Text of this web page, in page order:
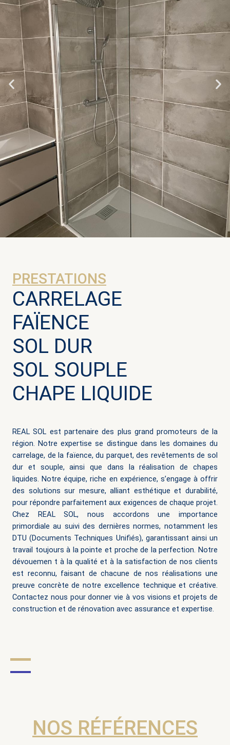
PRESTATIONS
CARRELAGE
FAÏENCE
SOL DUR
SOL SOUPLE
CHAPE LIQUIDE
REAL SOL est partenaire des plus grand promoteurs de la
région. Notre expertise se distingue dans les domaines du
carrelage, de la faïence, du parquet, des revêtements de sol
dur et souple, ainsi que dans la réalisation de chapes
liquides. Notre équipe, riche en expérience, s’engage à offrir
des solutions sur mesure, alliant esthétique et durabilité,
pour répondre parfaitement aux exigences de chaque projet.
Chez REAL SOL, nous accordons une importance
primordiale au suivi des dernières normes, notamment les
DTU (Documents Techniques Unifiés), garantissant ainsi un
travail toujours à la pointe et proche de la perfection. Notre
dévouemen t à la qualité et à la satisfaction de nos clients
est reconnu, faisant de chacune de nos réalisations une
preuve concrète de notre excellence technique et créative.
Contactez nous pour donner vie à vos visions et projets de
construction et de rénovation avec assurance et expertise.
NOS RÉFÉRENCES